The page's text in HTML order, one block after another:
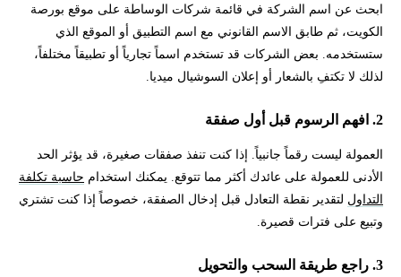
ابحث عن اسم الشركة في قائمة شركات الوساطة على موقع بورصة
الكويت، ثم طابق الاسم القانوني مع اسم التطبيق أو الموقع الذي
ستستخدمه. بعض الشركات قد تستخدم اسماً تجارياً أو تطبيقاً مختلفاً،
لذلك لا تكتفِ بالشعار أو إعلان السوشيال ميديا.
2. افهم الرسوم قبل أول صفقة
العمولة ليست رقماً جانبياً. إذا كنت تنفذ صفقات صغيرة، قد يؤثر الحد
الأدنى للعمولة على عائدك أكثر مما تتوقع. يمكنك استخدام حاسبة تكلفة
التداول لتقدير نقطة التعادل قبل إدخال الصفقة، خصوصاً إذا كنت تشتري
وتبيع على فترات قصيرة.
3. راجع طريقة السحب والتحويل